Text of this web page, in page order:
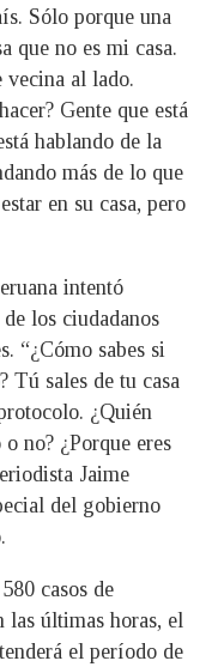
Sólo porque una
que no es mi casa.
vecina al lado.
Gente que está
hablando de la
más de lo que
en su casa, pero
intentó
los ciudadanos
“¿Cómo sabes si
Tú sales de tu casa
¿Quién
no? ¿Porque eres
Jaime
del gobierno
casos de
las últimas horas, el
el período de